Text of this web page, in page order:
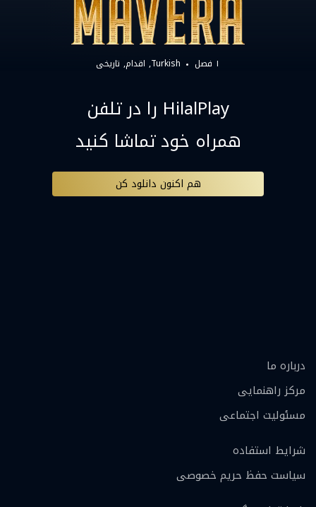
۱ فصل Turkish اقدام تاریخی
HilalPlay را در تلفن
همراه خود تماشا کنید
هم اکنون دانلود کن
درباره ما
مرکز راهنمایی
مسئولیت اجتماعی
شرایط استفاده
سیاست حفظ حریم خصوصی